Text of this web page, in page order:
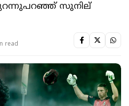
സുനില്
read